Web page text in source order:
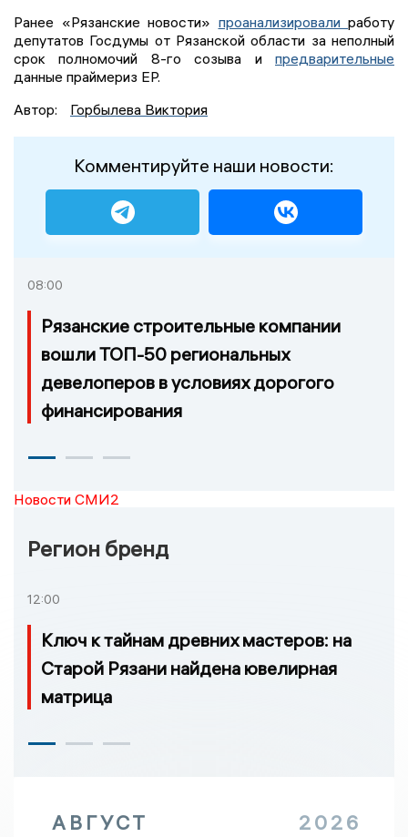
Ранее «Рязанские новости» проанализировали работу
депутатов Госдумы от Рязанской области за неполный
срок полномочий 8-го созыва и предварительные
данные праймериз ЕР.
Автор:
Горбылева Виктория
Комментируйте наши новости:
08:00
Рязанские строительные компании
вошли ТОП-50 региональных
девелоперов в условиях дорогого
финансирования
Новости СМИ2
Регион бренд
12:00
Ключ к тайнам древних мастеров: на
Старой Рязани найдена ювелирная
матрица
АВГУСТ 2026